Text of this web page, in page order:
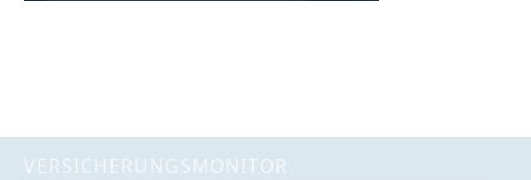
VERSICHERUNGSMONITOR